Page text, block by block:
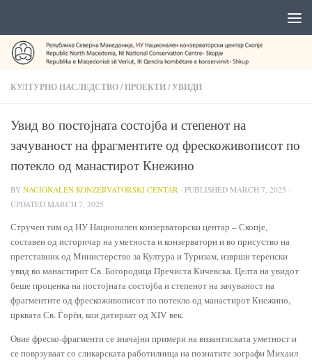
КУЛТУРНО НАСЛЕДСТВО/ПРОЕКТИ/УВИДИ
Увид во постојната состојба и степенот на
зачуваност на фрагментите од фрескоживописот по
потекло од манастирот Кнежино
BY NACIONALEN KONZERVATORSKI CENTAR · PUBLISHED MARCH 7, 2025 ·
UPDATED MARCH 7, 2025
Стручен тим од НУ Национален конзерваторски центар – Скопје,
составен од историчар на уметноста и конзерватори и во присуство на
претставник од Министерство за Култура и Туризам, изврши теренски
увид во манастирот Св. Богородица Пречиста Кичевска. Целта на увидот
беше проценка на постојната состојба и степенот на зачуваност на
фрагментите од фрескоживописот по потекло од манастирот Кнежино,
црквата Св. Ѓорѓи, кои датираат од XIV век.
Овие фреско-фрагменти се значајни примери на византиската уметност и
се поврзуваат со сликарската работилница на познатите зографи Михаил